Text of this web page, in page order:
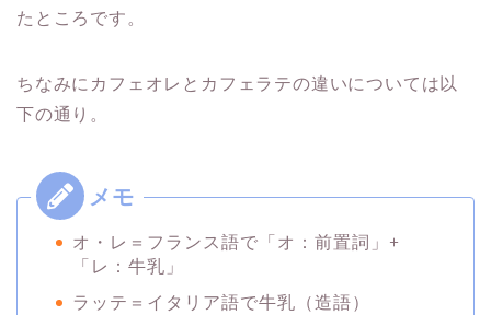
たところです。
ちなみにカフェオレとカフェラテの違いについては以
下の通り。
オ・レ＝フランス語で「オ：前置詞」+
「レ：牛乳」
ラッテ＝イタリア語で牛乳（造語）